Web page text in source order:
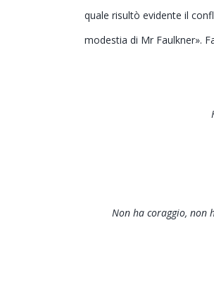
quale risultò evidente il
modestia di Mr Faulkner».
Non ha coraggio, non